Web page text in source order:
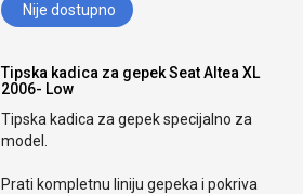
Nije dostupno
Tipska kadica za gepek Seat Altea XL
2006- Low
Tipska kadica za gepek specijalno za
model.
Prati kompletnu liniju gepeka i pokriva